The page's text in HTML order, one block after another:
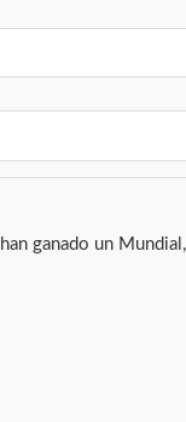
ganado un